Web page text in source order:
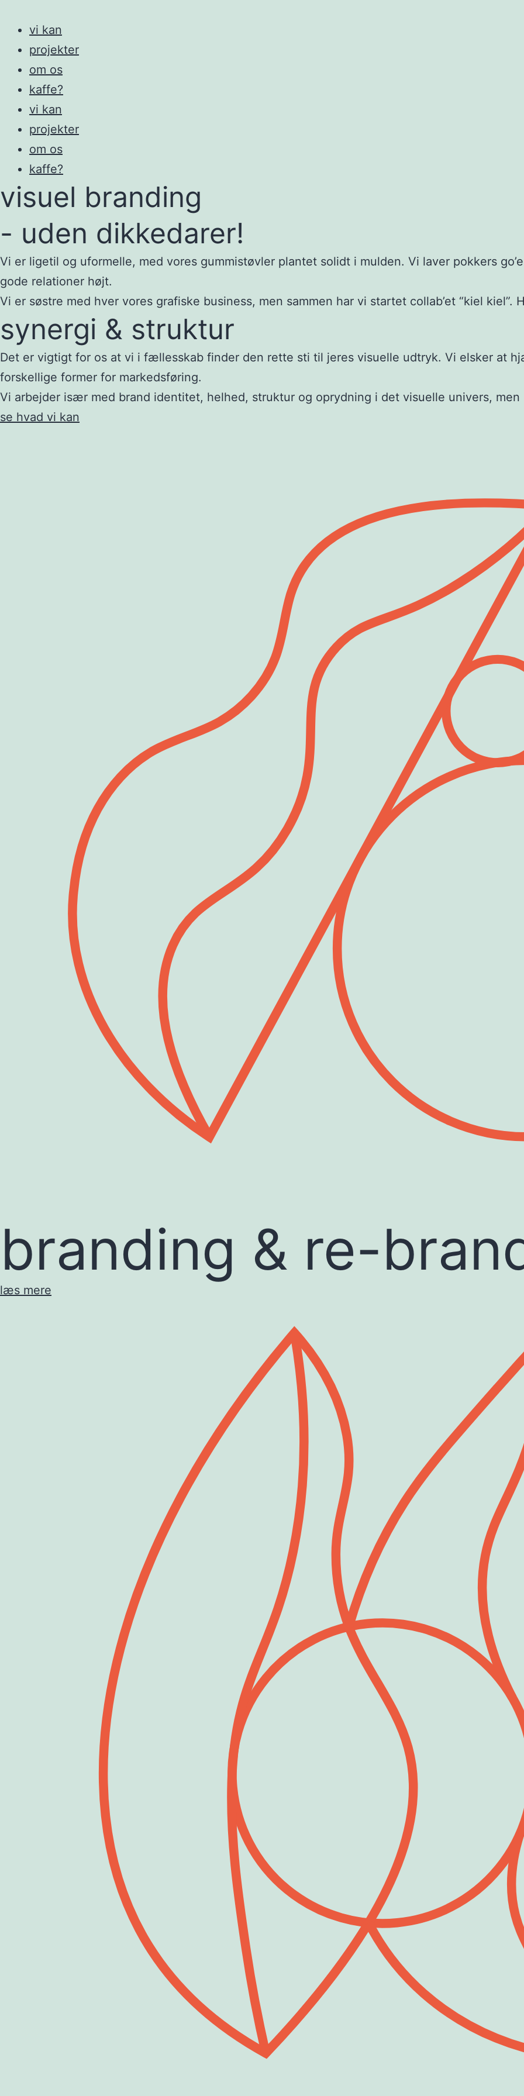
vi kan
projekter
om os
kaffe?
vi kan
projekter
om os
kaffe?
visuel branding
- uden dikkedarer!
Vi er ligetil og uformelle, med vores gummistøvler plantet solidt i mulden. Vi laver pokkers
gode relationer højt.
Vi er søstre med hver vores grafiske business, men sammen har vi startet collab’et “kiel
synergi & struktur
Det er vigtigt for os at vi i fællesskab finder den rette sti til jeres visuelle udtryk. Vi elsker at
forskellige former for markedsføring.
Vi arbejder især med brand identitet, helhed, struktur og oprydning i det visuelle univers,
se hvad vi kan
branding & re-
læs mere